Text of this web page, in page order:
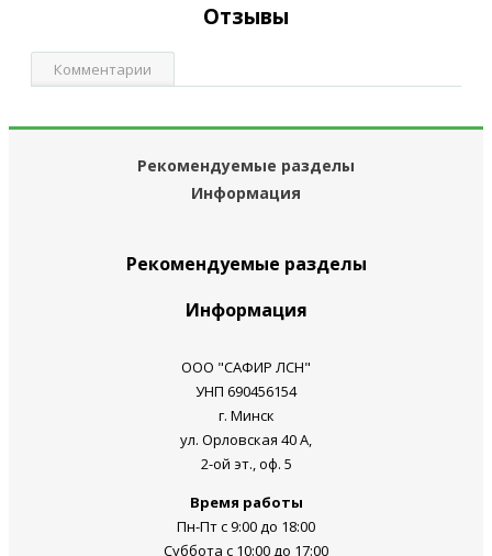
Отзывы
Комментарии
Рекомендуемые разделы
Информация
Рекомендуемые разделы
Информация
ООО "САФИР ЛСН"
УНП 690456154
г. Минск
ул. Орловская 40 А,
2-ой эт., оф. 5
Время работы
Пн-Пт с 9:00 до 18:00
Суббота c 10:00 до 17:00